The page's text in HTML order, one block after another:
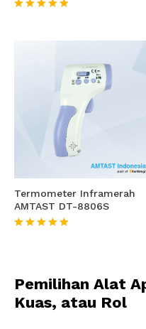
Termometer Inframerah
AMTAST DT-8806S
Pemilihan Alat
Kuas, atau Rol